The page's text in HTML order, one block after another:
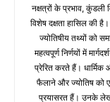
नक्षत्रों के प्रभाव, कुंडली
विशेष दक्षता हासिल की
ज्योतिषीय तथ्यों को
महत्वपूर्ण निर्णयों में
प्रेरित करते हैं।
फैलाने और ज्योतिष को
प्रयासरत हैं। उनके